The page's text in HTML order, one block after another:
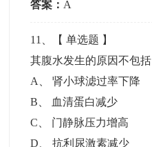
答案： A
11 、【单选题 】
其腹水发生的原因不包括
A
、肾小球滤过率下降
B
血清蛋白减少
C
门静脉压力增高
D 、抗利尿激素减少